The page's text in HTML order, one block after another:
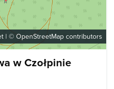
| © OpenStreetMap contributors
w Czołpinie